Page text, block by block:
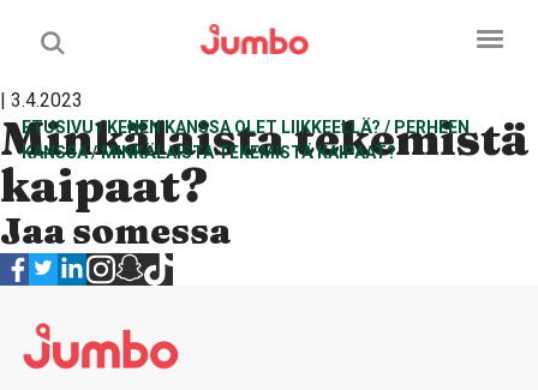
ETUSIVU/KENEN KANSSA OLET LIIKKEELLÄ? / PERHEEN
KANSSA/MINKÄLAISTA TEKEMISTÄ KAIPAAT?
| 3.4.2023
Minkälaista tekemistä
kaipaat?
Jaa somessa